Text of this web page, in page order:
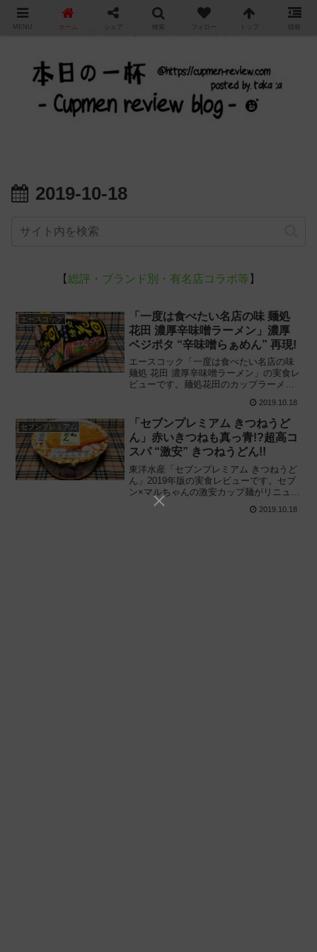
カップ麺の新商品をレビュー / アレンジするブログ
2019-10-18
【総評・ブランド別・有名店コラボ等 】
エースコック
「一度は食べたい名店の味 麺処
花田 濃厚辛味噌ラーメン」濃厚
ベジポタ “辛味噌らぁめん” 再現!
エースコック「一度は食べたい名店の味
麺処 花田 濃厚辛味噌ラーメン」の実食レ
ビューです。麺処花田のカップラーメン
厚ベジポタ辛味噌らぁめん” をカップ麺で
再現、実際に食べてみた感想と評価で
す。
2019.10.18
セブンプレミアム
「セブンプレミアム きつねうど
ん」赤いきつねも真っ青!?超高コ
スパ “激安” きつねうどん!!
東洋水産「セブンプレミアム きつねうど
ん」2019年版の実食レビューです。セブ
ン×マルちゃんの激安カップ麺がリニュー
アル!!コシの強い麺と大サイズの油揚げ、
税込95円とは思えない “高コスパ商品” を
2019.10.18
MENU ホーム シェア 検索 フォロー トップ 情報